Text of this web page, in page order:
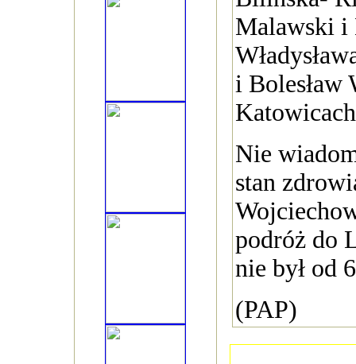
Malawski i
i Bolesław
Nie
stan
podróż do
nie był od
(PAP)